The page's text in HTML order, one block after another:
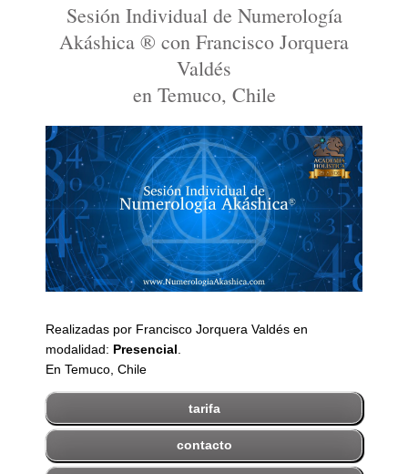
Sesión Individual de Numerología
Akáshica ® con Francisco Jorquera
Valdés
en Temuco, Chile
Realizadas por Francisco Jorquera Valdés en
modalidad: Presencial
En Temuco, Chile
tarifa
contacto